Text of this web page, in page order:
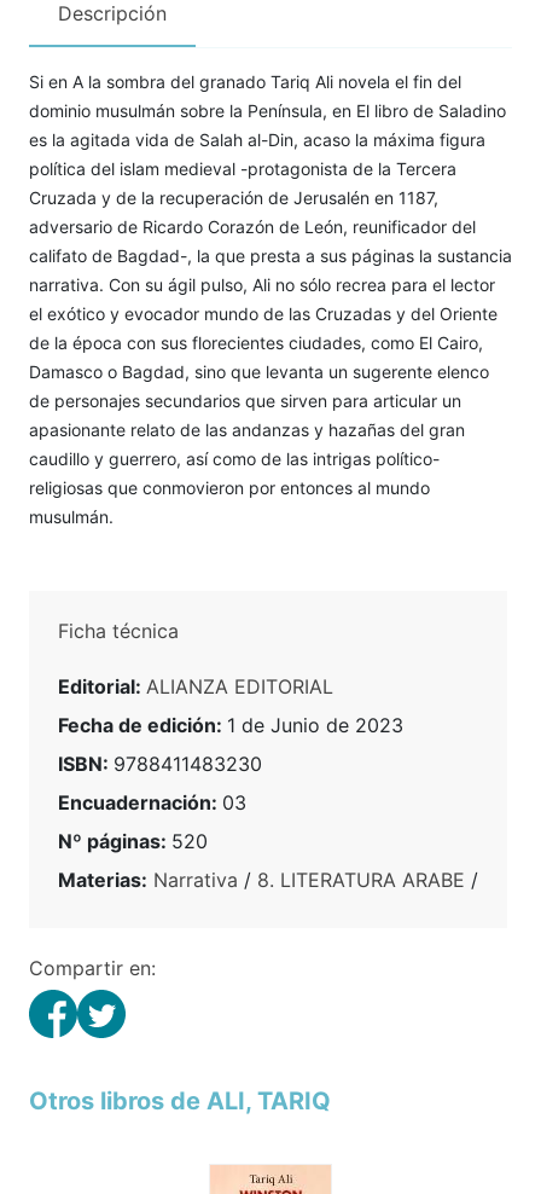
Descripción
Si en A la sombra del granado Tariq Ali novela el fin del
dominio musulmán sobre la Península, en El libro de Saladino
es la agitada vida de Salah al-Din, acaso la máxima figura
política del islam medieval -protagonista de la Tercera
Cruzada y de la recuperación de Jerusalén en 1187,
adversario de Ricardo Corazón de León, reunificador del
califato de Bagdad-, la que presta a sus páginas la sustancia
narrativa. Con su ágil pulso, Ali no sólo recrea para el lector
el exótico y evocador mundo de las Cruzadas y del Oriente
de la época con sus florecientes ciudades, como El Cairo,
Damasco o Bagdad, sino que levanta un sugerente elenco
de personajes secundarios que sirven para articular un
apasionante relato de las andanzas y hazañas del gran
caudillo y guerrero, así como de las intrigas político-
religiosas que conmovieron por entonces al mundo
musulmán.
Ficha técnica
Editorial: ALIANZA EDITORIAL
Fecha de edición: 1 de Junio de 2023
ISBN: 9788411483230
Encuadernación: 03
Nº páginas: 520
Materias: Narrativa / 8. LITERATURA ARABE /
Compartir en:
Otros libros de ALI, TARIQ